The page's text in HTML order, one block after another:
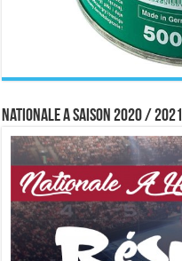
Nationale A saison 2020 / 2021